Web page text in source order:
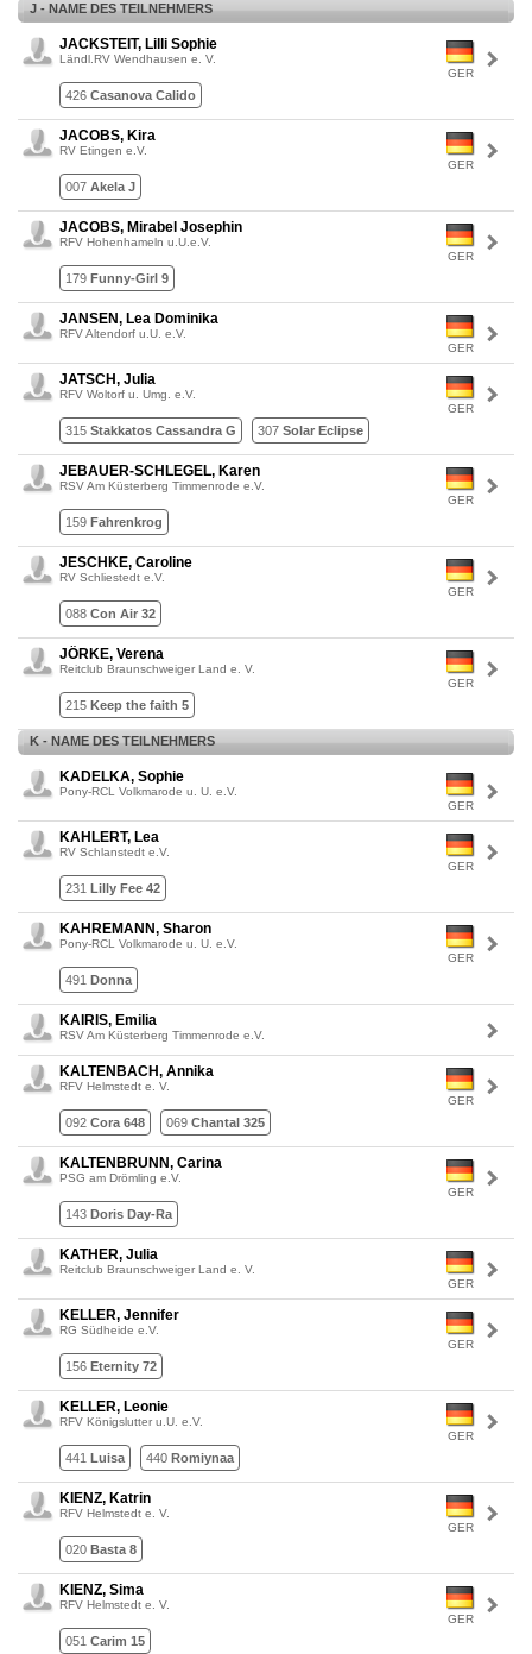
J - NAME DES TEILNEHMERS
GER
JACKSTEIT, Lilli Sophie
Ländl.RV Wendhausen e. V.
426 Casanova Calido
GER
JACOBS, Kira
RV Etingen e.V.
007 Akela J
GER
JACOBS, Mirabel Josephin
RFV Hohenhameln u.U.e.V.
179 Funny-Girl 9
GER
JANSEN, Lea Dominika
RFV Altendorf u.U. e.V.
GER
JATSCH, Julia
RFV Woltorf u. Umg. e.V.
315 Stakkatos Cassandra G 307 Solar Eclipse
GER
JEBAUER-SCHLEGEL, Karen
RSV Am Küsterberg Timmenrode e.V.
159 Fahrenkrog
GER
JESCHKE, Caroline
RV Schliestedt e.V.
088 Con Air 32
GER
JÖRKE, Verena
Reitclub Braunschweiger Land e. V.
215 Keep the faith 5
K - NAME DES TEILNEHMERS
GER
KADELKA, Sophie
Pony-RCL Volkmarode u. U. e.V.
GER
KAHLERT, Lea
RV Schlanstedt e.V.
231 Lilly Fee 42
GER
KAHREMANN, Sharon
Pony-RCL Volkmarode u. U. e.V.
491 Donna
KAIRIS, Emilia
RSV Am Küsterberg Timmenrode e.V.
GER
KALTENBACH, Annika
RFV Helmstedt e. V.
092 Cora 648 069 Chantal 325
GER
KALTENBRUNN, Carina
PSG am Drömling e.V.
143 Doris Day-Ra
GER
KATHER, Julia
Reitclub Braunschweiger Land e. V.
GER
KELLER, Jennifer
RG Südheide e.V.
156 Eternity 72
GER
KELLER, Leonie
RFV Königslutter u.U. e.V.
441 Luisa 440 Romiynaa
GER
KIENZ, Katrin
RFV Helmstedt e. V.
020 Basta 8
GER
KIENZ, Sima
RFV Helmstedt e. V.
051 Carim 15